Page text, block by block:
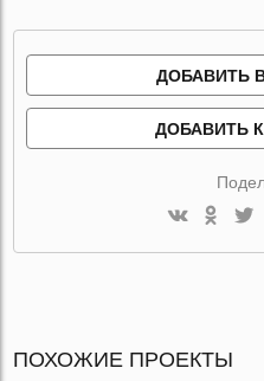
ДОБАВИТЬ
ДОБАВИТЬ
ПОХОЖИЕ ПРОЕКТЫ